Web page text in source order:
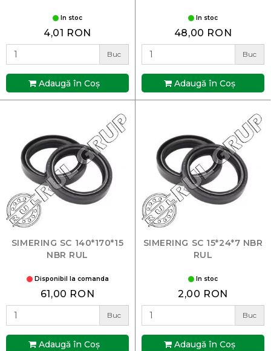
In stoc
4,01 RON
Buc
Adaugă în Coş
In stoc
48,00 RON
Buc
Adaugă în Coş
SIMERING SC 140*170*15
NBR RUL
Disponibil la comanda
61,00 RON
Buc
Adaugă în Coş
SIMERING SC 15*24*7 NBR
RUL
In stoc
2,00 RON
Buc
Adaugă în Coş